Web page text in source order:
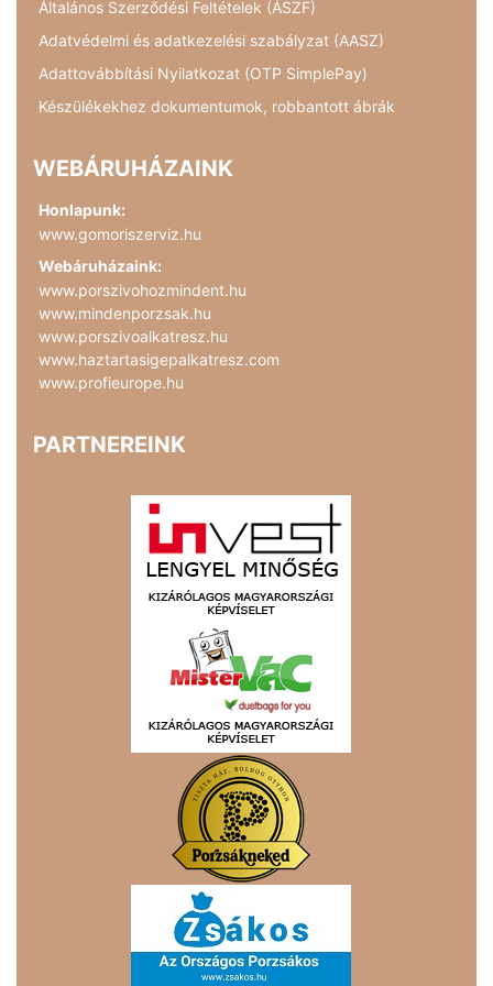
Általános Szerződési Feltételek (ÁSZF)
Adatvédelmi és adatkezelési szabályzat (AASZ)
Adattovábbítási Nyilatkozat (OTP SimplePay)
Készülékekhez dokumentumok, robbantott ábrák
WEBÁRUHÁZAINK
Honlapunk:
www.gomoriszerviz.hu
Webáruházaink:
www.porszivohozmindent.hu
www.mindenporzsak.hu
www.porszivoalkatresz.hu
www.haztartasigepalkatresz.com
www.profieurope.hu
PARTNEREINK